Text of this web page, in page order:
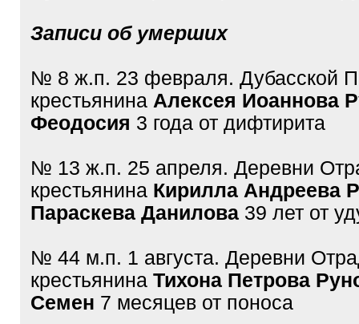
Записи об умерших
№ 8 ж.п. 23 февраля. Дубасской
крестьянина Алексея Иоаннова
Феодосия 3 года от дифтирита
№ 13 ж.п. 25 апреля. Деревни
крестьянина Кирилла Андреева
Параскева Данилова 39 лет от
№ 44 м.п. 1 августа. Деревни
крестьянина Тихона Петрова
Семен 7 месяцев от поноса